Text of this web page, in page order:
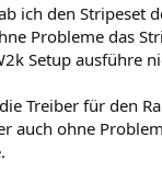
ich den Stripeset
Probleme das
Setup ausführe
Treiber für den
auch ohne